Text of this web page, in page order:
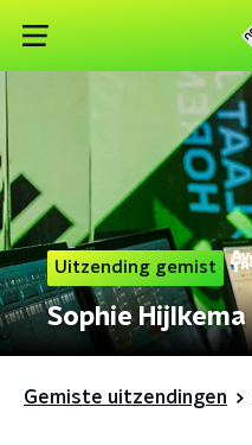
Uitzending gemist
Sophie Hijlkema
Gemiste uitzendingen